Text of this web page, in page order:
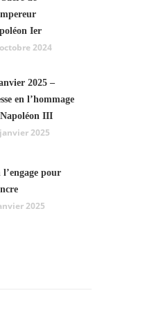
Ier
2024
2025 –
en l’hommage
III
2025
l’engage pour
2025